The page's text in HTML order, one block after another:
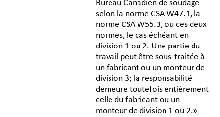
Bureau Canadien de soudage
selon la norme CSA W47.1, la
norme CSA W55.3, ou ces deux
normes, le cas échéant en
division 1 ou 2. Une partie du
travail peut être sous-traitée à
un fabricant ou un monteur de
division 3; la responsabilité
demeure toutefois entièrement
celle du fabricant ou un
monteur de division 1 ou 2.»